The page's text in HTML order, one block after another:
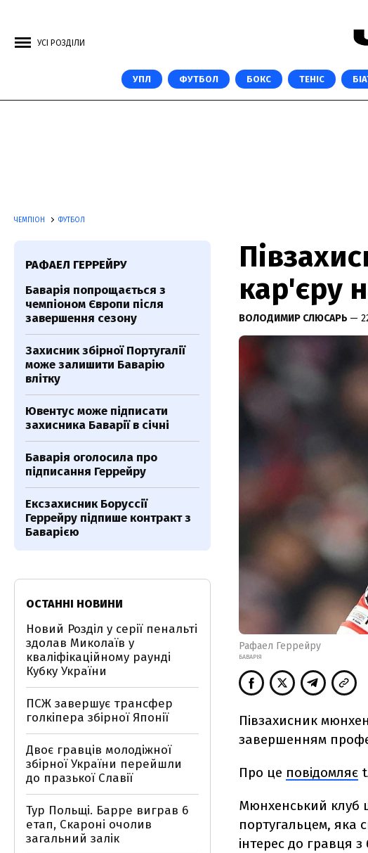
УСІ РОЗДІЛИ
УПЛ ФУТБОЛ БОКС ТЕНІС
ЧЕМПІОН ФУТБОЛ
кар'єру
ВОЛОДИМИР СЛЮСАРЬ —
Рафаел Геррейру
БАВАРІЯ
Півзахисник
завершенням
Про це повідомляє
Мюнхенський клуб
португальцем, яка
інтерес до гравця
РАФАЕЛ ГЕРРЕЙРУ
Баварія попрощається з
чемпіоном Європи після
завершення сезону
Захисник збірної Португалії
може залишити Баварію
влітку
Ювентус може підписати
захисника Баварії в січні
Баварія оголосила про
підписання Геррейру
Ексзахисник Боруссії
Геррейру підпише контракт з
Баварією
ОСТАННІ НОВИНИ
Новий Розділ у серії пенальті
здолав Миколаїв у
кваліфікаційному раунді
Кубку України
ПСЖ завершує трансфер
голкіпера збірної Японії
Двоє гравців молодіжної
збірної України перейшли
до празької Славії
Тур Польщі. Барре виграв 6
етап, Скароні очолив
загальний залік